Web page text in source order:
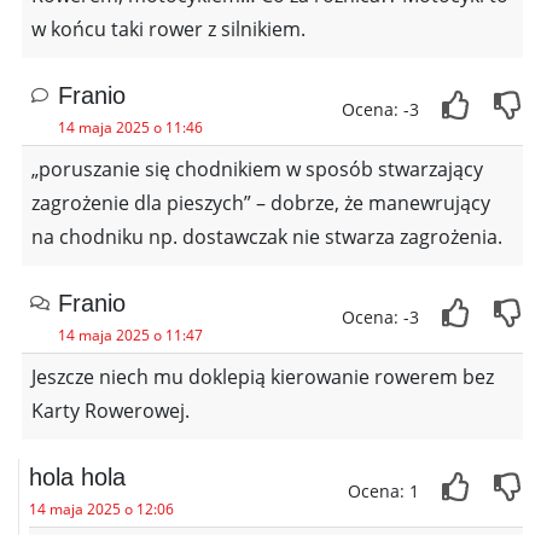
w końcu taki rower z silnikiem.
Franio
14 maja 2025 o 11:46
Ocena: -3
„poruszanie się chodnikiem w sposób stwarzający
zagrożenie dla pieszych” – dobrze, że manewrujący
na chodniku np. dostawczak nie stwarza zagrożenia.
Franio
14 maja 2025 o 11:47
Ocena: -3
Jeszcze niech mu doklepią kierowanie rowerem bez
Karty Rowerowej.
hola hola
14 maja 2025 o 12:06
Ocena: 1